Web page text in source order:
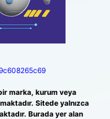
marka, kurum veya
Sitede yalnızca
Burada yer alan